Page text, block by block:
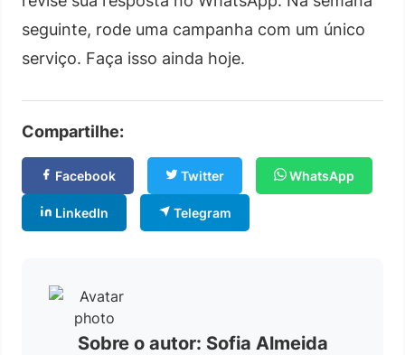
seguinte, rode uma campanha com um único
serviço. Faça isso ainda hoje.
Compartilhe:
Facebook Twitter WhatsApp
LinkedIn Telegram
Sobre o autor: Sofia Almeida